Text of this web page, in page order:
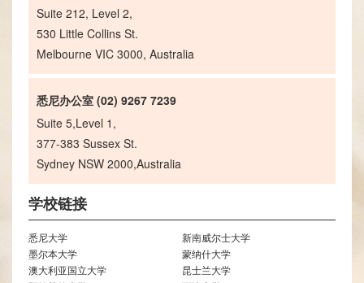
Suite 212, Level 2,
530 Little Collins St.
Melbourne VIC 3000, Australia
悉尼办公室 (02) 9267 7239
Suite 5,Level 1,
377-383 Sussex St.
Sydney NSW 2000,Australia
学校链接
悉尼大学
新南威尔士大学
墨尔本大学
蒙纳什大学
澳大利亚国立大学
昆士兰大学